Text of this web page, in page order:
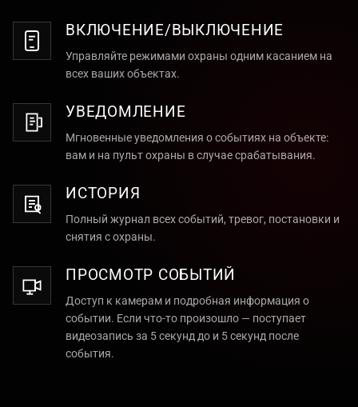
ВКЛЮЧЕНИЕ/ВЫКЛЮЧЕНИЕ
Управляйте режимами охраны одним касанием на
всех ваших объектах.
УВЕДОМЛЕНИЕ
Мгновенные уведомления о событиях на объекте:
вам и на пульт охраны в случае срабатывания.
ИСТОРИЯ
Полный журнал всех событий, тревог, постановки и
снятия с охраны.
ПРОСМОТР СОБЫТИЙ
Доступ к камерам и подробная информация о
событии. Если что-то произошло — поступает
видеозапись за 5 секунд до и 5 секунд после
события.